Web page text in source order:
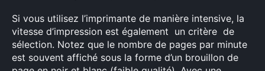
Si vous utilisez l’imprimante de manière intensive, la
vitesse d’impression est également un critère de
sélection. Notez que le nombre de pages par minute
est souvent affiché sous la forme d’un brouillon de